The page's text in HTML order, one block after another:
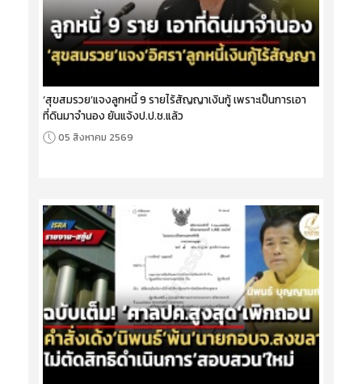
‘สุขสมรวย’แจงลูกหนี้ 9 รายไร้สัญญาเงินกู้ เพราะเป็นการเอา
ที่ดินมาจำนอง ยันแจ้งป.ป.ช.แล้ว
05 สิงหาคม 2569